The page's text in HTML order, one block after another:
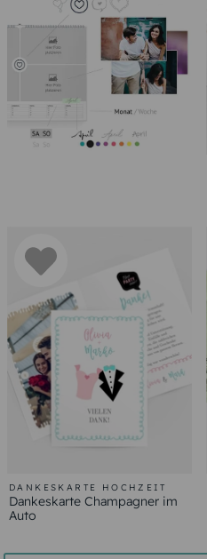
DANKESKARTE HOCHZEIT
Dankeskarte Champagner im
Auto